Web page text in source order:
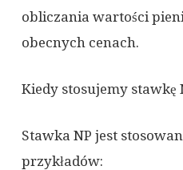
obliczania wartości
obecnych cenach.
Kiedy stosujemy stawkę
Stawka NP jest
przykładów: